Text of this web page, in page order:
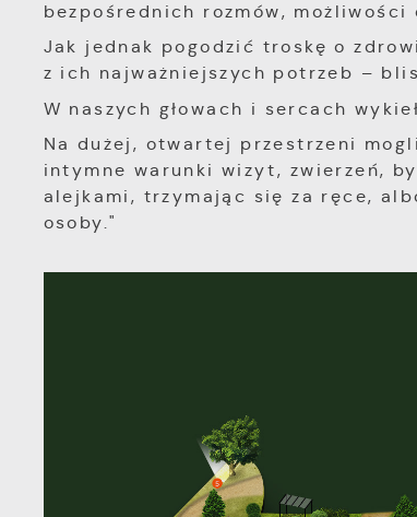
bezpośrednich rozmów,
Jak jednak pogodzić troskę o
z ich najważniejszych potrzeb –
W naszych głowach i sercach
Na dużej, otwartej przestrzeni
intymne warunki wizyt, zwierzeń,
alejkami, trzymając się za ręce,
osoby."